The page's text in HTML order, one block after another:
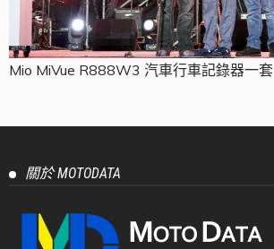
Mio MiVue R888W3 汽車行車記錄器一套
關於 MOTODATA